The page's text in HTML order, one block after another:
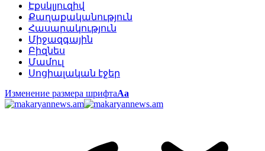
Էքսկլյուզիվ
Քաղաքականություն
Հասարակություն
Միջազգային
Բիզնես
Մամուլ
Սոցիալական էջեր
Изменение размера шрифтаАа